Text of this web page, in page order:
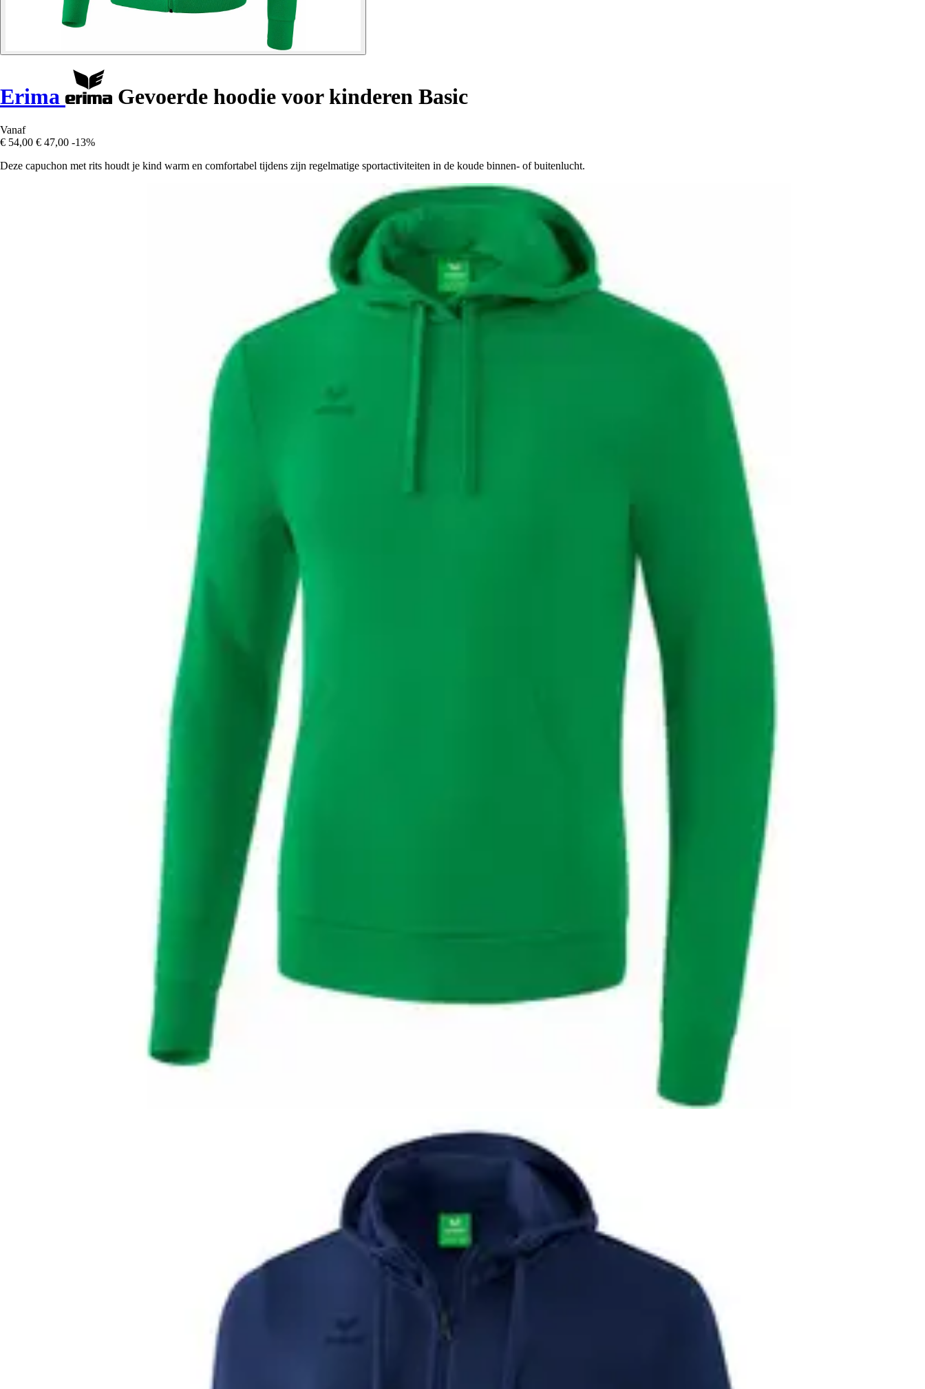
Erima Gevoerde hoodie voor kinderen Basic
Vanaf
€ 54,00 € 47,00 -13%
Deze capuchon met rits houdt je kind warm en comfortabel tijdens zijn regelmatige sportactiviteiten in de koude binnen- of buitenlucht.